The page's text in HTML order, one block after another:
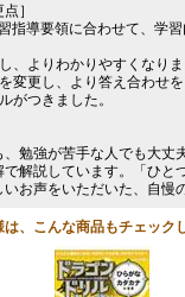
］
指導要領に合わせて、学
、よりわかりやすくなりま
変更し、より答え合わせを
がつきました。
勉強が苦手な人でも大丈
解説しています。「ひと
お声をいただいた、自慢
、こんな商品もチェック